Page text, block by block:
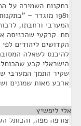
בתקנות השמירה על
1981 מוגדר –
המערבי ורחבתו,
תת-קרקעי שהכניסה
הקדושים ליהודים
להיכנס לשאלה
הישראלי קבע
שקיר התמך המערבי
ארבע מאות שמונים
אלי ליפשיץ
צורפה מפה, והכותל